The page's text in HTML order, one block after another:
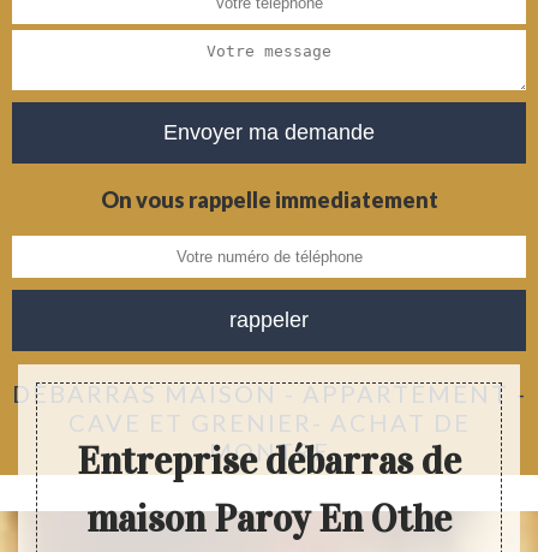
On vous rappelle immediatement
DÉBARRAS MAISON - APPARTEMENT -
CAVE ET GRENIER- ACHAT DE
MONTRE
Entreprise débarras de
maison Paroy En Othe